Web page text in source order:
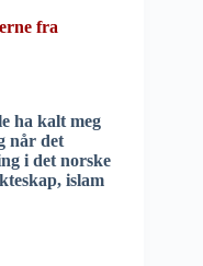
fra
ha kalt meg
når det
i det norske
islam